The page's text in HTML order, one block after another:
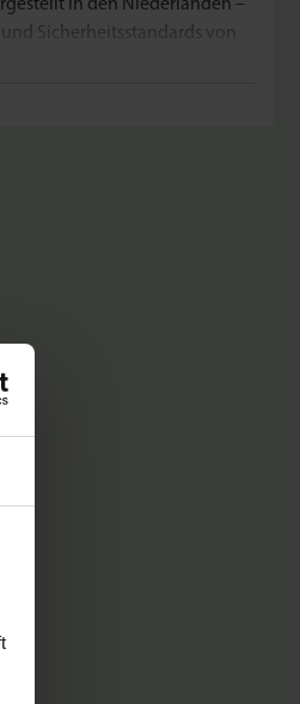
Sicherheitsstandards von